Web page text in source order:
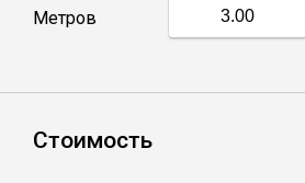
Винтовые сваи
Метров
Стоимость